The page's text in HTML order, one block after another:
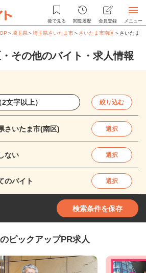
後で見る 閲覧履歴 会員登録 メニュー
＞埼玉県＞埼玉県さいたま市＞ さいたま市南区＞ さいたま
その他のバイト・求人情報
絞り込む
さいたま市(南区) 選択
ない 選択
のバイト 選択
検索条件を保存
ピックアップPR求人